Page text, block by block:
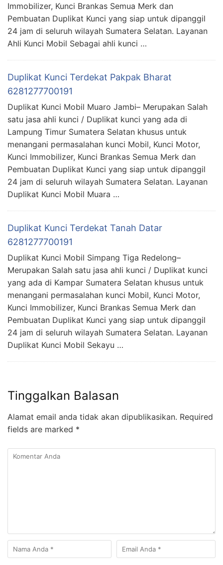
Immobilizer, Kunci Brankas Semua Merk dan
Pembuatan Duplikat Kunci yang siap untuk dipanggil
24 jam di seluruh wilayah Sumatera Selatan. Layanan
Ahli Kunci Mobil Sebagai ahli kunci …
Duplikat Kunci Terdekat Pakpak Bharat
6281277700191
Duplikat Kunci Mobil Muaro Jambi– Merupakan Salah
satu jasa ahli kunci / Duplikat kunci yang ada di
Lampung Timur Sumatera Selatan khusus untuk
menangani permasalahan kunci Mobil, Kunci Motor,
Kunci Immobilizer, Kunci Brankas Semua Merk dan
Pembuatan Duplikat Kunci yang siap untuk dipanggil
24 jam di seluruh wilayah Sumatera Selatan. Layanan
Duplikat Kunci Mobil Muara …
Duplikat Kunci Terdekat Tanah Datar
6281277700191
Duplikat Kunci Mobil Simpang Tiga Redelong–
Merupakan Salah satu jasa ahli kunci / Duplikat kunci
yang ada di Kampar Sumatera Selatan khusus untuk
menangani permasalahan kunci Mobil, Kunci Motor,
Kunci Immobilizer, Kunci Brankas Semua Merk dan
Pembuatan Duplikat Kunci yang siap untuk dipanggil
24 jam di seluruh wilayah Sumatera Selatan. Layanan
Duplikat Kunci Mobil Sekayu …
Tinggalkan Balasan
Alamat email anda tidak akan dipublikasikan. Required
fields are marked *